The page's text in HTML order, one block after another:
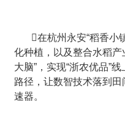
在杭州永安“稻香小
化种植，以及整合水稻产
大脑”，实现“浙农优品”
路径，让数智技术落到
速器。